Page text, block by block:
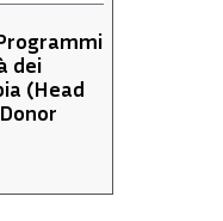
dei
(Head